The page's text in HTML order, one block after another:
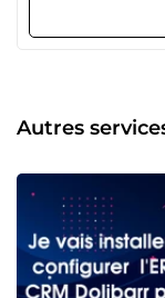
également a
besoins
Autres